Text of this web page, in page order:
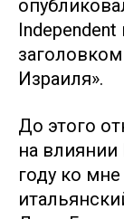
Израиля».
До этого
на влиянии
году ко